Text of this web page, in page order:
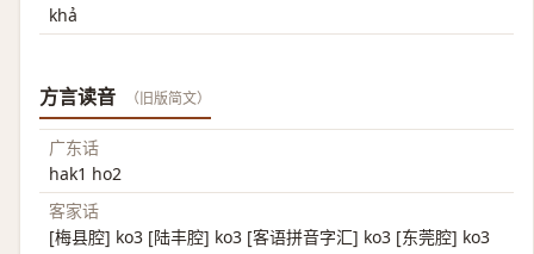
khả
方言读音 （旧版简文）
广东话
hak1 ho2
客家话
[梅县腔] ko3 [陆丰腔] ko3 [客语拼音字汇] ko3 [东莞腔] ko3